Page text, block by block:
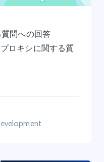
問への回答
ロキシに関する質